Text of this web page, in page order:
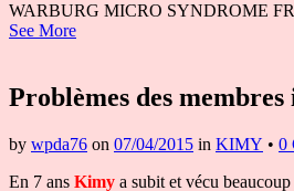
WARBURG MICRO SYNDROME
See More
Problèmes des
by wpda76 on 07/04/2015 in KIMY • 0
En 7 ans Kimy a subit et vécu